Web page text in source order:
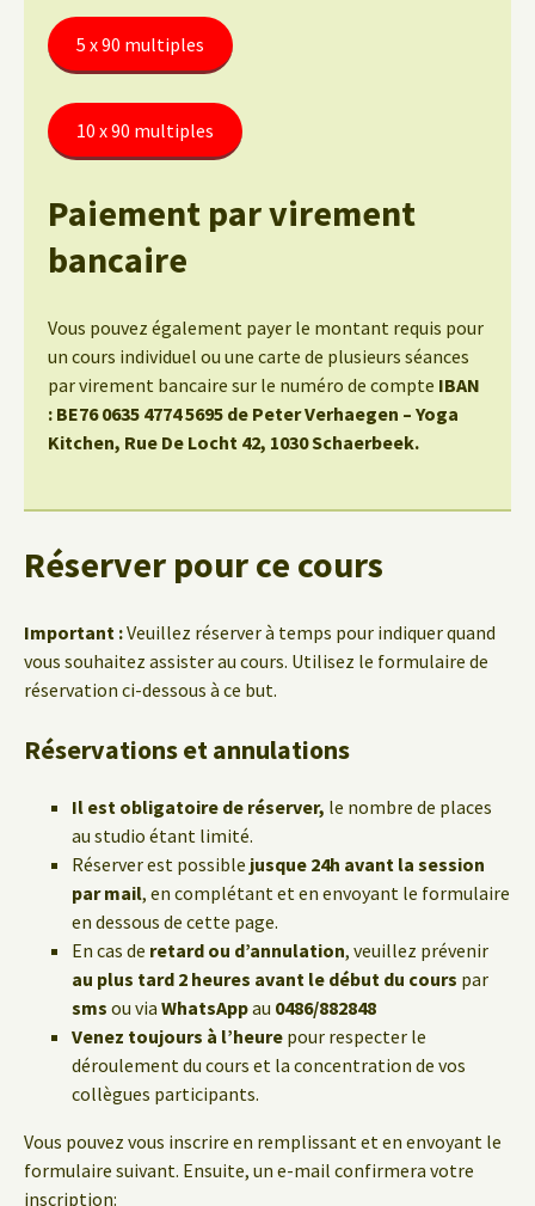
5 x 90 multiples
10 x 90 multiples
Paiement par virement
bancaire
Vous pouvez également payer le montant requis pour
un cours individuel ou une carte de plusieurs séances
par virement bancaire sur le numéro de compte IBAN
: BE76 0635 4774 5695 de Peter Verhaegen – Yoga
Kitchen, Rue De Locht 42, 1030 Schaerbeek.
Réserver pour ce cours
Important :Veuillez réserver à temps pour indiquer quand
vous souhaitez assister au cours. Utilisez le formulaire de
réservation ci-dessous à ce but.
Réservations et annulations
Il est obligatoire de réserver, le nombre de places
au studio étant limité.
Réserver est possible jusque 24h avant la session
par mail, en complétant et en envoyant le formulaire
en dessous de cette page.
En cas de retard ou d’annulation, veuillez prévenir
au plus tard 2 heures avant le début du cours par
sms ou via WhatsAppau 0486/882848
Venez toujours à l’heure pour respecter le
déroulement du cours et la concentration de vos
collègues participants.
Vous pouvez vous inscrire en remplissant et en envoyant le
formulaire suivant. Ensuite, un e-mail confirmera votre
inscription: